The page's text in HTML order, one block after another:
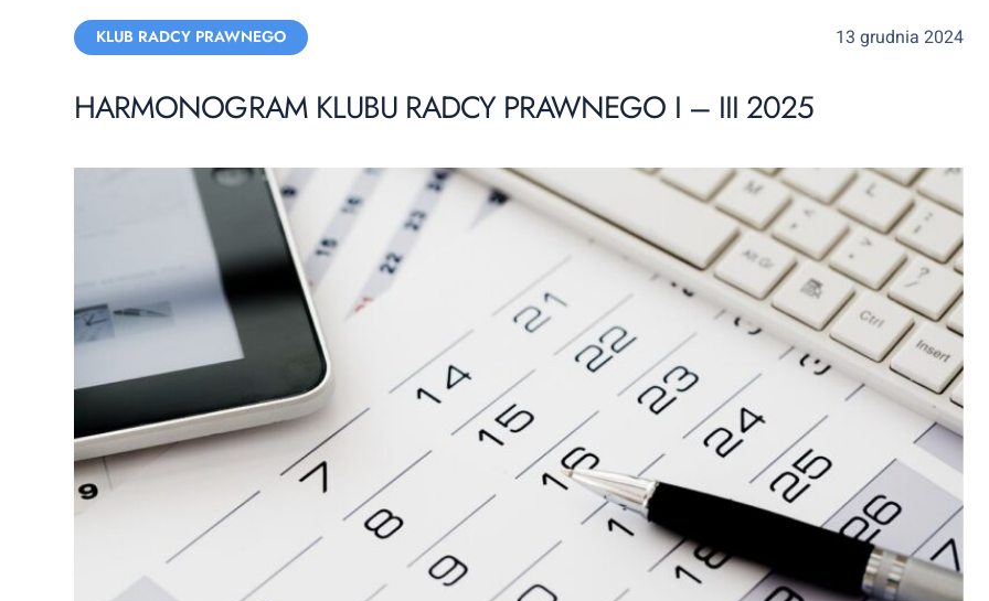
Categories:
KLUB RADCY PRAWNEGO 13 grudnia 2024
HARMONOGRAM KLUBU RADCY PRAWNEGO I – III 2025